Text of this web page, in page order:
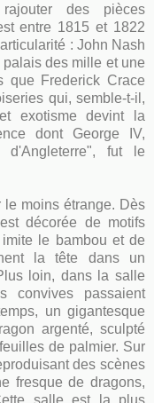
des pièces
entre 1815 et 1822
: John Nash
des mille et une
que Frederick Crace
qui, semble-t-il,
exotisme devint la
dont George IV,
d'Angleterre", fut le
le moins étrange. Dès
décorée de motifs
le bambou et de
la tête dans un
loin, dans la salle
passaient
un gigantesque
argenté, sculpté
de palmier. Sur
des scènes
fresque de dragons,
salle est la plus